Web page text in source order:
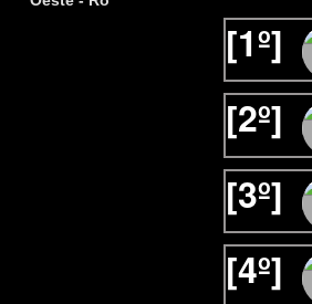
[1º]
[2º]
[3º]
[4º]